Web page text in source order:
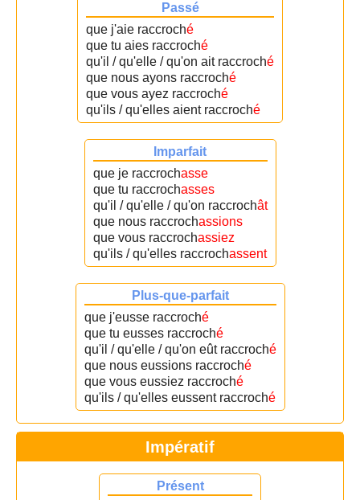
Passé
que j'aie raccroché
que tu aies raccroché
qu'il / qu'elle / qu'on ait raccroché
que nous ayons raccroché
que vous ayez raccroché
qu'ils / qu'elles aient raccroché
Imparfait
que je raccrochasse
que tu raccrochasses
qu'il / qu'elle / qu'on raccrochât
que nous raccrochassions
que vous raccrochassiez
qu'ils / qu'elles raccrochassent
Plus-que-parfait
que j'eusse raccroché
que tu eusses raccroché
qu'il / qu'elle / qu'on eût raccroché
que nous eussions raccroché
que vous eussiez raccroché
qu'ils / qu'elles eussent raccroché
Impératif
Présent